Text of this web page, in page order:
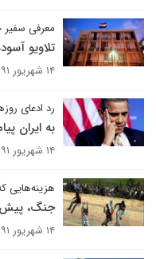
معرفی
تلاویو
۱۴ شهریور ۱۳۹۱
رد ادعای
به ایران
۱۴ شهریور ۱۳۹۱
هزینه‌هایی
جنگ،
۱۴ شهریور ۱۳۹۱